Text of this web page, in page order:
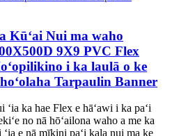
Kūʻai Nui ma waho
9X9 PVC Flex
i ka laulā o ke
Tarpaulin Banner
ʻia ka hae Flex e hāʻawi i ka paʻi
no nā hōʻailona waho a me ka
ʻia e nā mīkini paʻi kala nui ma ke